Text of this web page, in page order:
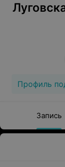
Профиль
Запись